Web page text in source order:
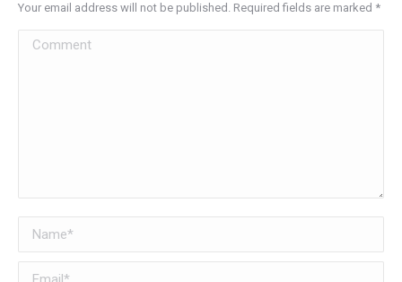
Your email address will not be published. Required fields are marked *
Comment
Name *
Email *